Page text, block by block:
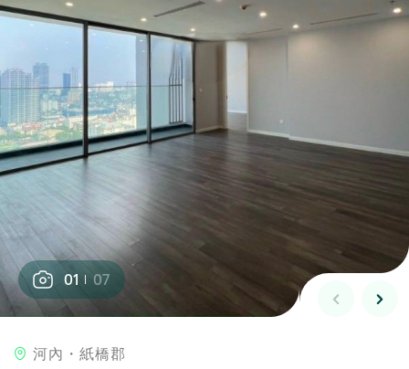
01 07
河內・紙橋郡